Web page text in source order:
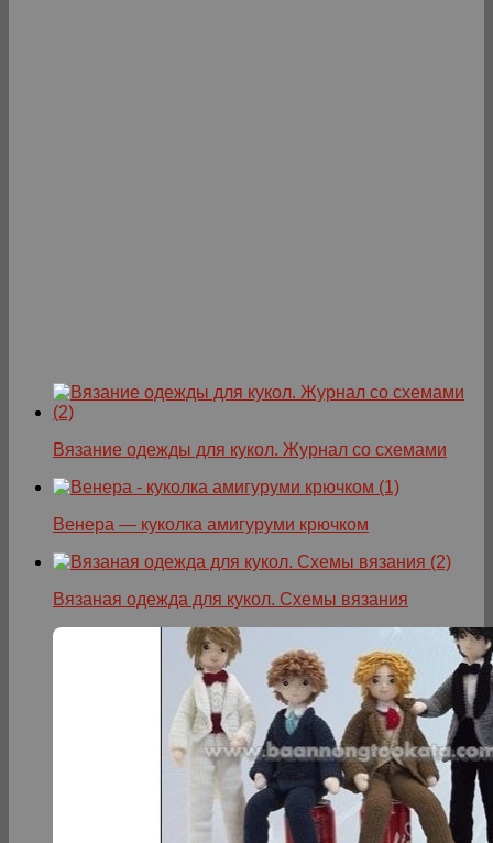
Вязание одежды для кукол. Журнал со схемами
Венера — куколка амигуруми крючком
Вязаная одежда для кукол. Схемы вязания